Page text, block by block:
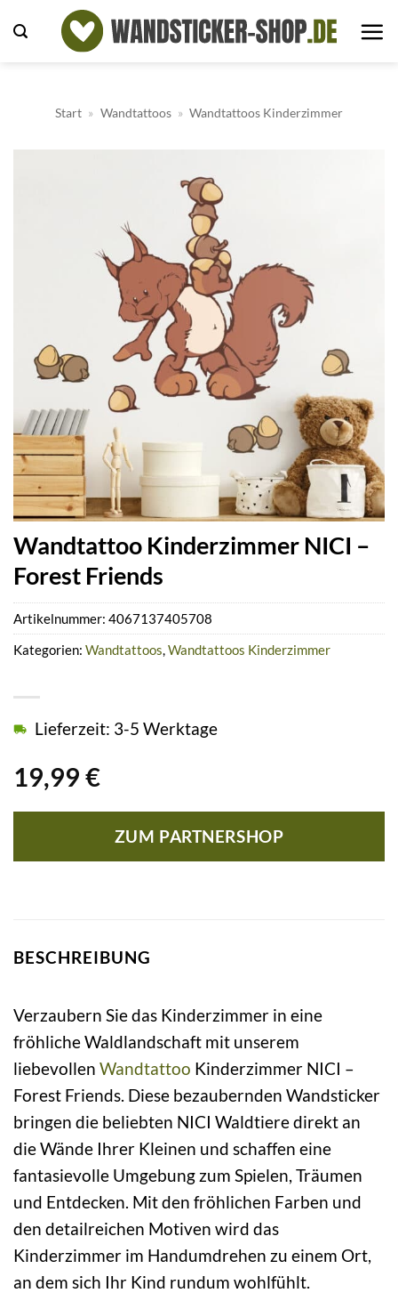
Inhalt
Start » Wandtattoos » Wandtattoos Kinderzimmer
Wandtattoo Kinderzimmer NICI –
Forest Friends
19,99 €
Lieferzeit: 3-5 Werktage
ZUM PARTNERSHOP
Artikelnummer: 4067137405708
Kategorien: Wandtattoos,Wandtattoos Kinderzimmer
BESCHREIBUNG
Verzaubern Sie das Kinderzimmer in eine
fröhliche Waldlandschaft mit unserem
liebevollen Wandtattoo Kinderzimmer NICI –
Forest Friends. Diese bezaubernden Wandsticker
bringen die beliebten NICI Waldtiere direkt an
die Wände Ihrer Kleinen und schaffen eine
fantasievolle Umgebung zum Spielen, Träumen
und Entdecken. Mit den fröhlichen Farben und
den detailreichen Motiven wird das
Kinderzimmer im Handumdrehen zu einem Ort,
an dem sich Ihr Kind rundum wohlfühlt.